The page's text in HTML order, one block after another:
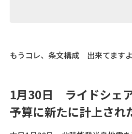
もうコレ、条文構成 出来てますよ
1月30日 ライドシェ
予算に新たに計上され